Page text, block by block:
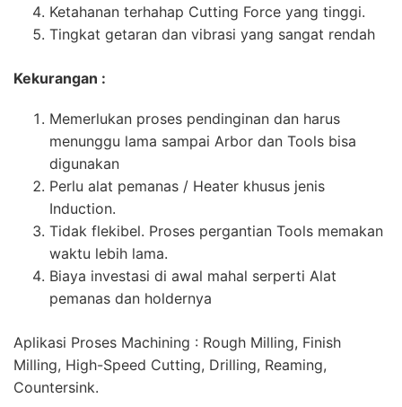
Ketahanan terhahap Cutting Force yang tinggi.
Tingkat getaran dan vibrasi yang sangat rendah
Kekurangan :
Memerlukan proses pendinginan dan harus
menunggu lama sampai Arbor dan Tools bisa
digunakan
Perlu alat pemanas / Heater khusus jenis
Induction.
Tidak flekibel. Proses pergantian Tools memakan
waktu lebih lama.
Biaya investasi di awal mahal serperti Alat
pemanas dan holdernya
Aplikasi Proses Machining : Rough Milling, Finish
Milling, High-Speed Cutting, Drilling, Reaming,
Countersink.